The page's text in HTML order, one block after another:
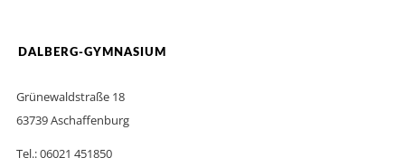
DALBERG-GYMNASIUM
Grünewaldstraße 18
63739 Aschaffenburg
Tel.: 06021 451850